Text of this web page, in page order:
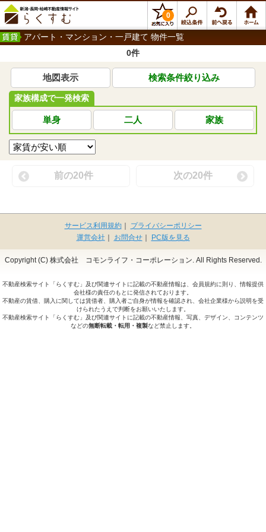
0
アパート・マンション・一戸建て 物件一覧
0件
地図表示 検索条件絞り込み
家族構成で一発検索
単身 二人 家族
前の20件 次の20件
サービス利用規約｜
プライバシーポリシー
運営会社 ｜ お問合せ｜ PC版を見る
Copyright (C) 株式会社 コモンライフ・コーポレーション. All Rights Reserved.
不動産検索サイト「らくすむ」及び関連サイトに記載の不動産情報は、会員規約に則り、情報提供
会社様の責任のもとに発信されております。
不動産の賃借、購入に関しては賃借者、購入者ご自身が情報を確認され、会社企業様から説明を受
けられたうえで判断をお願いいたします。
不動産検索サイト「らくすむ」及び関連サイトに記載の不動産情報、写真、デザイン、コンテンツ
などの無断転載・転用・複製など禁止します。